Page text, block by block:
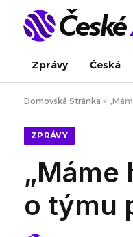
Zprávy Česká
Domovská Stránka »
ZPRÁVY
„Máme
o týmu